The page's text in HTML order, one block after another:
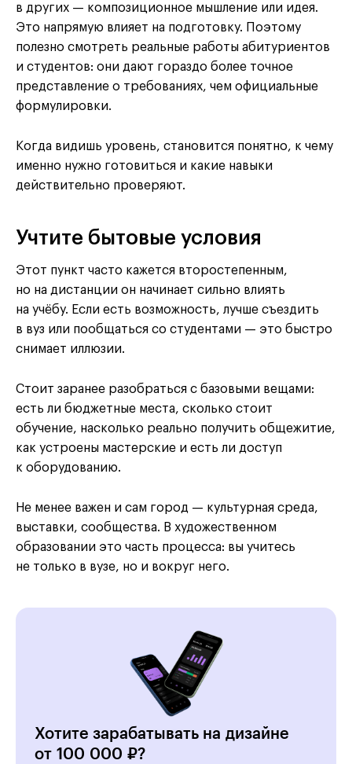
в других — композиционное мышление или идея.
Это напрямую влияет на подготовку. Поэтому
полезно смотреть реальные работы абитуриентов
и студентов: они дают гораздо более точное
представление о требованиях, чем официальные
формулировки.
Когда видишь уровень, становится понятно, к чему
именно нужно готовиться и какие навыки
действительно проверяют.
Учтите бытовые условия
Этот пункт часто кажется второстепенным,
но на дистанции он начинает сильно влиять
на учёбу. Если есть возможность, лучше съездить
в вуз или пообщаться со студентами — это быстро
снимает иллюзии.
Стоит заранее разобраться с базовыми вещами:
есть ли бюджетные места, сколько стоит
обучение, насколько реально получить общежитие,
как устроены мастерские и есть ли доступ
к оборудованию.
Не менее важен и сам город — культурная среда,
выставки, сообщества. В художественном
образовании это часть процесса: вы учитесь
не только в вузе, но и вокруг него.
Хотите зарабатывать на дизайне
от 100 000 ₽?